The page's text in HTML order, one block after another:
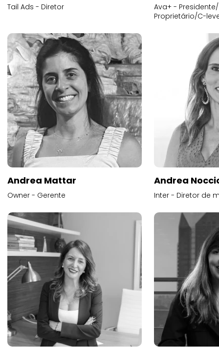
Tail Ads - Diretor
Ava+ -
Proprietário/C-
Andrea Mattar
Owner - Gerente
Andrea
Inter - Diretor de